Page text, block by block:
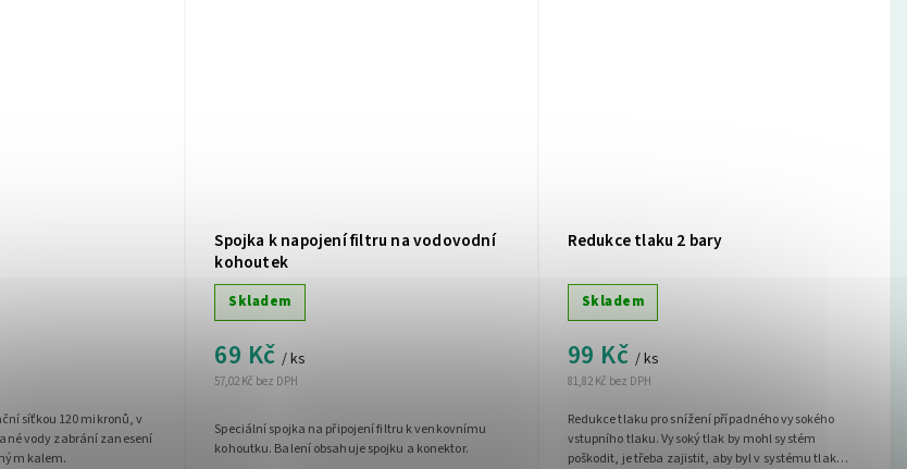
síťkou 120 mikronů, v
vody zabrání zanesení
kalem.
Spojka k napojení filtru na vodovodní
kohoutek
Skladem
57,02 Kč bez DPH
69 Kč/ ks
Speciální spojka na připojení filtru k venkovnímu
kohoutku. Balení obsahuje spojku a konektor.
Redukce tlaku 2 bary
Skladem
81,82 Kč bez DPH
99 Kč / ks
Redukce tlaku pro snížení případného vysokého
vstupního tlaku. Vysoký tlak by mohl systém
poškodit, je třeba zajistit, aby byl v systému tlak